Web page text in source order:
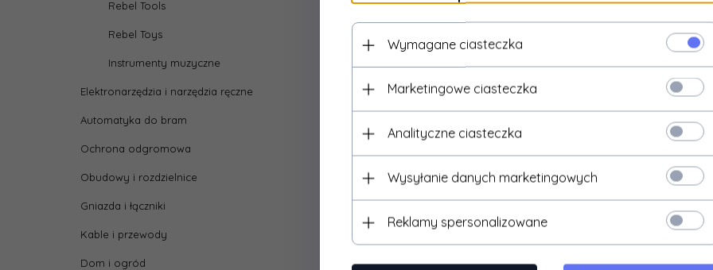
Rebel Tools
Rebel Toys
Instrumenty muzyczne
Elektronarzędzia i narzędzia ręczne
Automatyka do bram
Ochrona odgromowa
Obudowy i rozdzielnice
Gniazda i łączniki
Kable i przewody
Dom i ogród
Wymagane ciasteczka
Marketingowe ciasteczka
Analityczne ciasteczka
Wysyłanie danych marketingowych
Reklamy spersonalizowane